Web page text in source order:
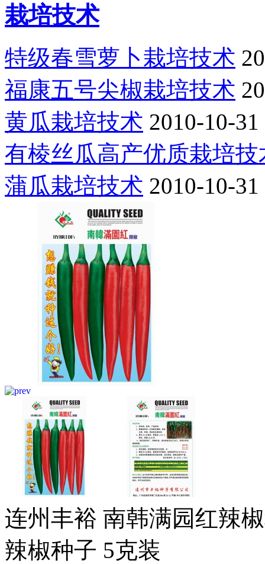
栽培技术
特级春雪萝卜栽培技术
福康五号尖椒栽培技术
黄瓜栽培技术 2010-10-31
有棱丝瓜高产优质栽培技
蒲瓜栽培技术 2010-10-31
连州丰裕 南韩满园红辣
辣椒种子 5克装